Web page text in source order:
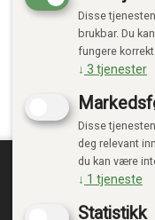
Disse
brukbar. Du
fungere korrekt.
↓ 3 tjenester
Disse
deg relevant
du kan være
↓ 1 tjeneste
Statistikk